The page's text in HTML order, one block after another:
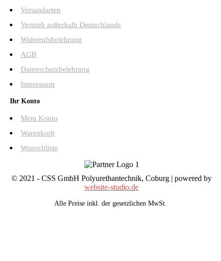
Versandarten
Vertrieb außerhalb Deutschlands
Widerrufsbelehrung
AGB
Datenschutzbelehrung
Impressum
Ihr Konto
Mein Konto
Warenkorb
Wunschliste
© 2021 - CSS GmbH Polyurethantechnik, Coburg | powered by
website-studio.de
Alle Preise inkl. der gesetzlichen MwSt.